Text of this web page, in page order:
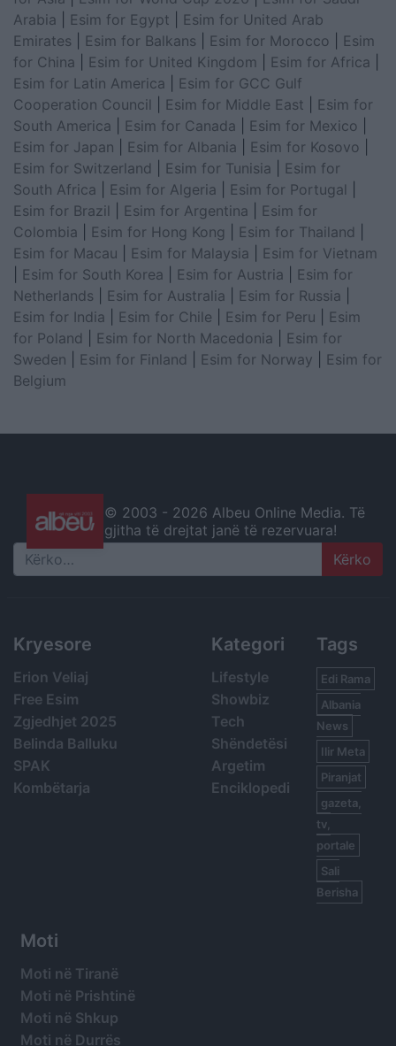
Arabia
Esim for Egypt
Esim for United Arab
Emirates
Esim for Balkans Esim for Morocco
Esim
for China
Esim for United Kingdom Esim for Africa
Esim for Latin America
Esim for GCC Gulf
Cooperation Council
Esim for Middle East
Esim for
South America
Esim for Canada Esim for Mexico
Esim for Japan
Esim for Albania Esim for Kosovo
Esim for Switzerland
Esim for Tunisia
Esim for
South Africa
Esim for Algeria Esim for Portugal
Esim for Brazil
Esim for Argentina
Esim for
Colombia
Esim for Hong Kong Esim for Thailand
Esim for Macau
Esim for Malaysia
Esim for Vietnam
Esim for South Korea Esim for Austria
Esim for
Netherlands
Esim for Australia Esim for Russia
Esim for India
Esim for Chile Esim for Peru
Esim
for Poland
Esim for North Macedonia
Esim for
Sweden
Esim for Finland Esim for Norway
Esim for
Belgium
© 2003 - 2026 Albeu Online Media. Të
gjitha të drejtat janë të rezervuara!
Search
Kryesore
Erion Veliaj
Free Esim
Zgjedhjet 2025
Belinda Balluku
SPAK
Kombëtarja
Kategori
Lifestyle
Showbiz
Tech
Shëndetësi
Argetim
Enciklopedi
Tags
Edi Rama
Albania
News
Ilir Meta
Piranjat
gazeta,
tv,
portale
Sali
Berisha
Moti
Moti në Tiranë
Moti në Prishtinë
Moti në Shkup
Moti në Durrës